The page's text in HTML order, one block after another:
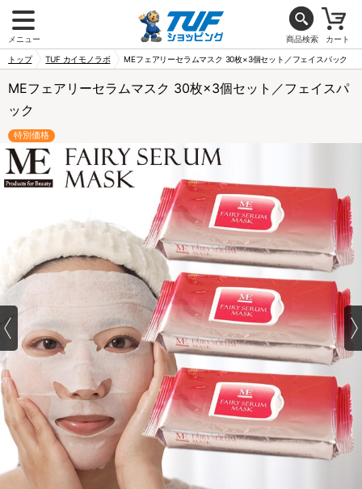
メニュー 商品検索 カート
トップ TUF カイモノラボ MEフェアリーセラムマスク 30枚×3個セット／フェイスパック
MEフェアリーセラムマスク 30枚×3個セット／フェイスパ
ック
特別価格